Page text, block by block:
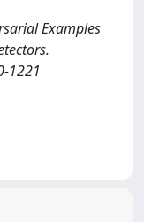
Examples
1221